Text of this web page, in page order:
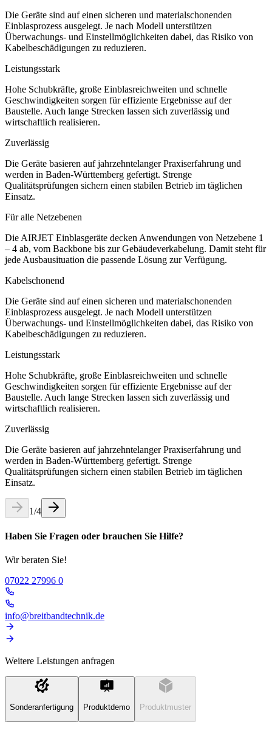
Die Geräte sind auf einen sicheren und materialschonenden
Einblasprozess ausgelegt. Je nach Modell unterstützen
Überwachungs- und Einstellmöglichkeiten dabei, das Risiko von
Kabelbeschädigungen zu reduzieren.
Leistungsstark
Hohe Schubkräfte, große Einblasreichweiten und schnelle
Geschwindigkeiten sorgen für effiziente Ergebnisse auf der
Baustelle. Auch lange Strecken lassen sich zuverlässig und
wirtschaftlich realisieren.
Zuverlässig
Die Geräte basieren auf jahrzehntelanger Praxiserfahrung und
werden in Baden-Württemberg gefertigt. Strenge
Qualitätsprüfungen sichern einen stabilen Betrieb im täglichen
Einsatz.
Für alle Netzebenen
Die AIRJET Einblasgeräte decken Anwendungen von Netzebene 1
– 4 ab, vom Backbone bis zur Gebäudeverkabelung. Damit steht für
jede Ausbausituation die passende Lösung zur Verfügung.
Kabelschonend
Die Geräte sind auf einen sicheren und materialschonenden
Einblasprozess ausgelegt. Je nach Modell unterstützen
Überwachungs- und Einstellmöglichkeiten dabei, das Risiko von
Kabelbeschädigungen zu reduzieren.
Leistungsstark
Hohe Schubkräfte, große Einblasreichweiten und schnelle
Geschwindigkeiten sorgen für effiziente Ergebnisse auf der
Baustelle. Auch lange Strecken lassen sich zuverlässig und
wirtschaftlich realisieren.
Zuverlässig
Die Geräte basieren auf jahrzehntelanger Praxiserfahrung und
werden in Baden-Württemberg gefertigt. Strenge
Qualitätsprüfungen sichern einen stabilen Betrieb im täglichen
Einsatz.
1/4
Haben Sie Fragen oder brauchen Sie Hilfe?
Wir beraten Sie!
07022 27996 0
info@breitbandtechnik.de
Weitere Leistungen anfragen
Sonderanfertigung Produktdemo Produktmuster